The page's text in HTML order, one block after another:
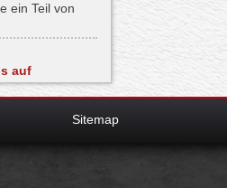
ein Teil von
auf
- mit nur
Sitemap